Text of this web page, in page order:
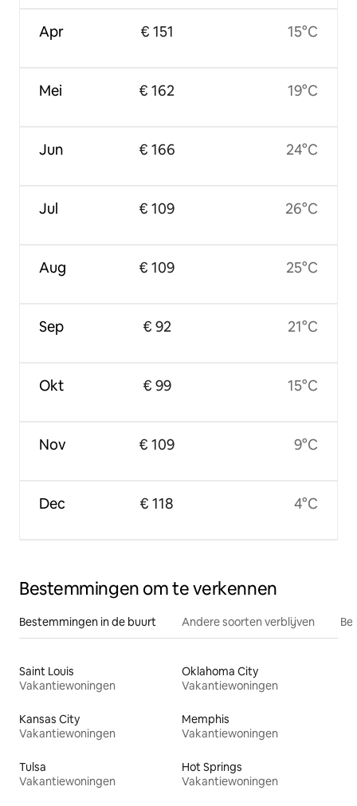
Apr
Mei
Jun
Jul
Aug
Sep
Okt
Nov
Dec
€ 151
€ 162
€ 166
€ 109
€ 109
€ 92
€ 99
€ 109
€ 118
15°C
19°C
24°C
26°C
25°C
21°C
15°C
9°C
4°C
Bestemmingen om te verkennen
Bestemmingen in de buurt Andere soorten verblijven
Saint Louis
Vakantiewoningen
Oklahoma City
Vakantiewoningen
Kansas City
Vakantiewoningen
Memphis
Vakantiewoningen
Tulsa
Vakantiewoningen
Hot Springs
Vakantiewoningen